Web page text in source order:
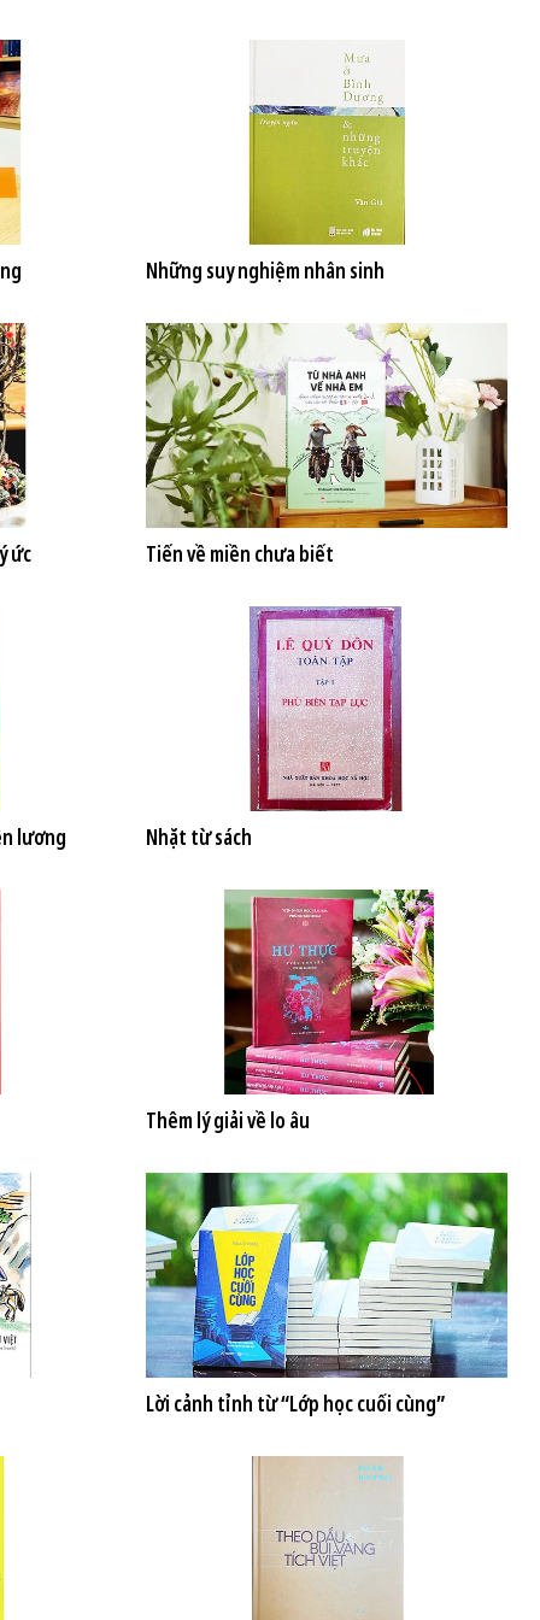
Những suy nghiệm nhân sinh
ức Tiến về miền chưa biết
lương Nhặt từ sách
Thêm lý giải về lo âu
Lời cảnh tỉnh từ “Lớp học cuối cùng”